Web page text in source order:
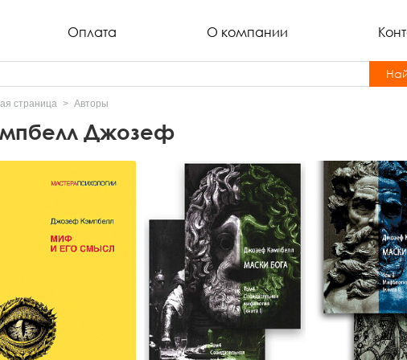
Оплата О компании
страница Авторы
Джозеф